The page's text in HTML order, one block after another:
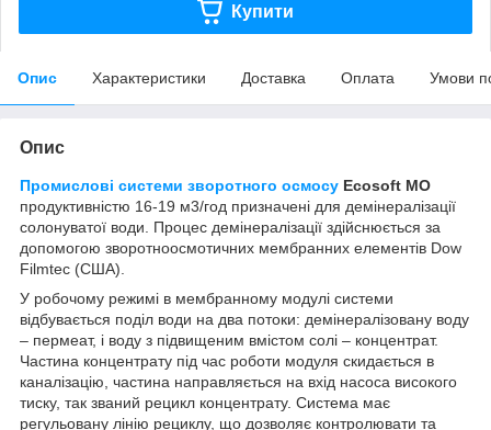
Купити
Опис Характеристики Доставка Оплата Умови
Опис
Промислові системи зворотного осмосу Ecosoft MO
продуктивністю 16-19 м3/год призначені для демінералізації
солонуватої води. Процес демінералізації здійснюється за
допомогою зворотноосмотичних мембранних елементів Dow
Filmtec (США).
У робочому режимі в мембранному модулі системи
відбувається поділ води на два потоки: демінералізовану воду
– пермеат, і воду з підвищеним вмістом солі – концентрат.
Частина концентрату під час роботи модуля скидається в
каналізацію, частина направляється на вхід насоса високого
тиску, так званий рецикл концентрату. Система має
регульовану лінію рециклу, що дозволяє контролювати та